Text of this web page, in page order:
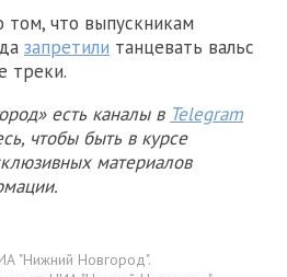
что выпускникам
запретили танцевать вальс
треки.
есть каналы в Telegram
чтобы быть в курсе
материалов
"Нижний Новгород".